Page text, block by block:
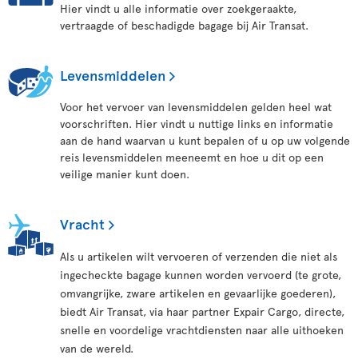
Hier vindt u alle informatie over zoekgeraakte,
vertraagde of beschadigde bagage bij Air Transat.
Levensmiddelen
Voor het vervoer van levensmiddelen gelden heel wat
voorschriften. Hier vindt u nuttige links en informatie
aan de hand waarvan u kunt bepalen of u op uw volgende
reis levensmiddelen meeneemt en hoe u dit op een
veilige manier kunt doen.
Vracht
Als u artikelen wilt vervoeren of verzenden die niet als
ingecheckte bagage kunnen worden vervoerd (te grote,
omvangrijke, zware artikelen en gevaarlijke goederen),
biedt Air Transat, via haar partner Expair Cargo, directe,
snelle en voordelige vrachtdiensten naar alle uithoeken
van de wereld.